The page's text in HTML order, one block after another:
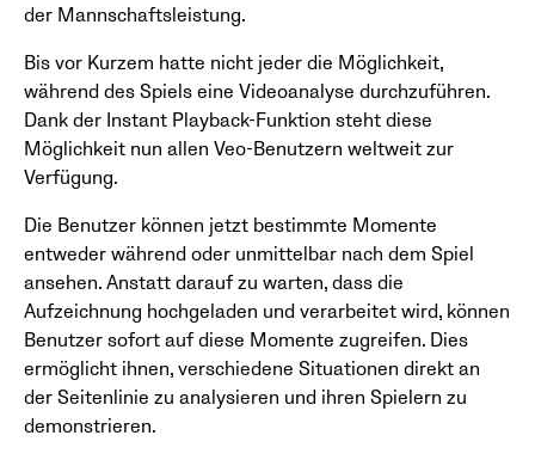
der Mannschaftsleistung.
Bis vor Kurzem hatte nicht jeder die Möglichkeit,
während des Spiels eine Videoanalyse durchzuführen.
Dank der Instant Playback-Funktion steht diese
Möglichkeit nun allen Veo-Benutzern weltweit zur
Verfügung.
Die Benutzer können jetzt bestimmte Momente
entweder während oder unmittelbar nach dem Spiel
ansehen. Anstatt darauf zu warten, dass die
Aufzeichnung hochgeladen und verarbeitet wird, können
Benutzer sofort auf diese Momente zugreifen. Dies
ermöglicht ihnen, verschiedene Situationen direkt an
der Seitenlinie zu analysieren und ihren Spielern zu
demonstrieren.